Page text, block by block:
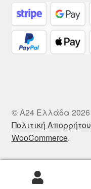
© A24 Ελλάδα 2026
Πολιτική Απορρήτου
WooCommerce.
Αναζήτηση
Αναζήτηση